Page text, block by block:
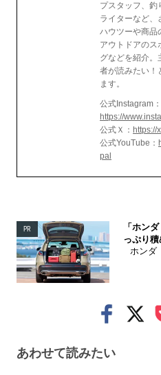
プスタッフ、釣
ライターなど、
ハウツーや商品
アウトドアのス
グなどを紹介。
者が読みたい！
ます。
公式Instagram：
https://
公式Ｘ： https://
公式YouTube：
pal
PR
「ホン
っぷり
ホンダ
あわせて読みたい